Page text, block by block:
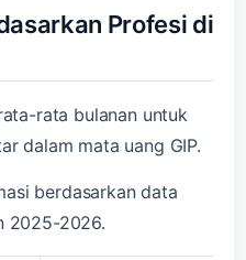
Profesi di
rata bulanan untuk
dalam mata uang GIP.
berdasarkan data
2025-2026.